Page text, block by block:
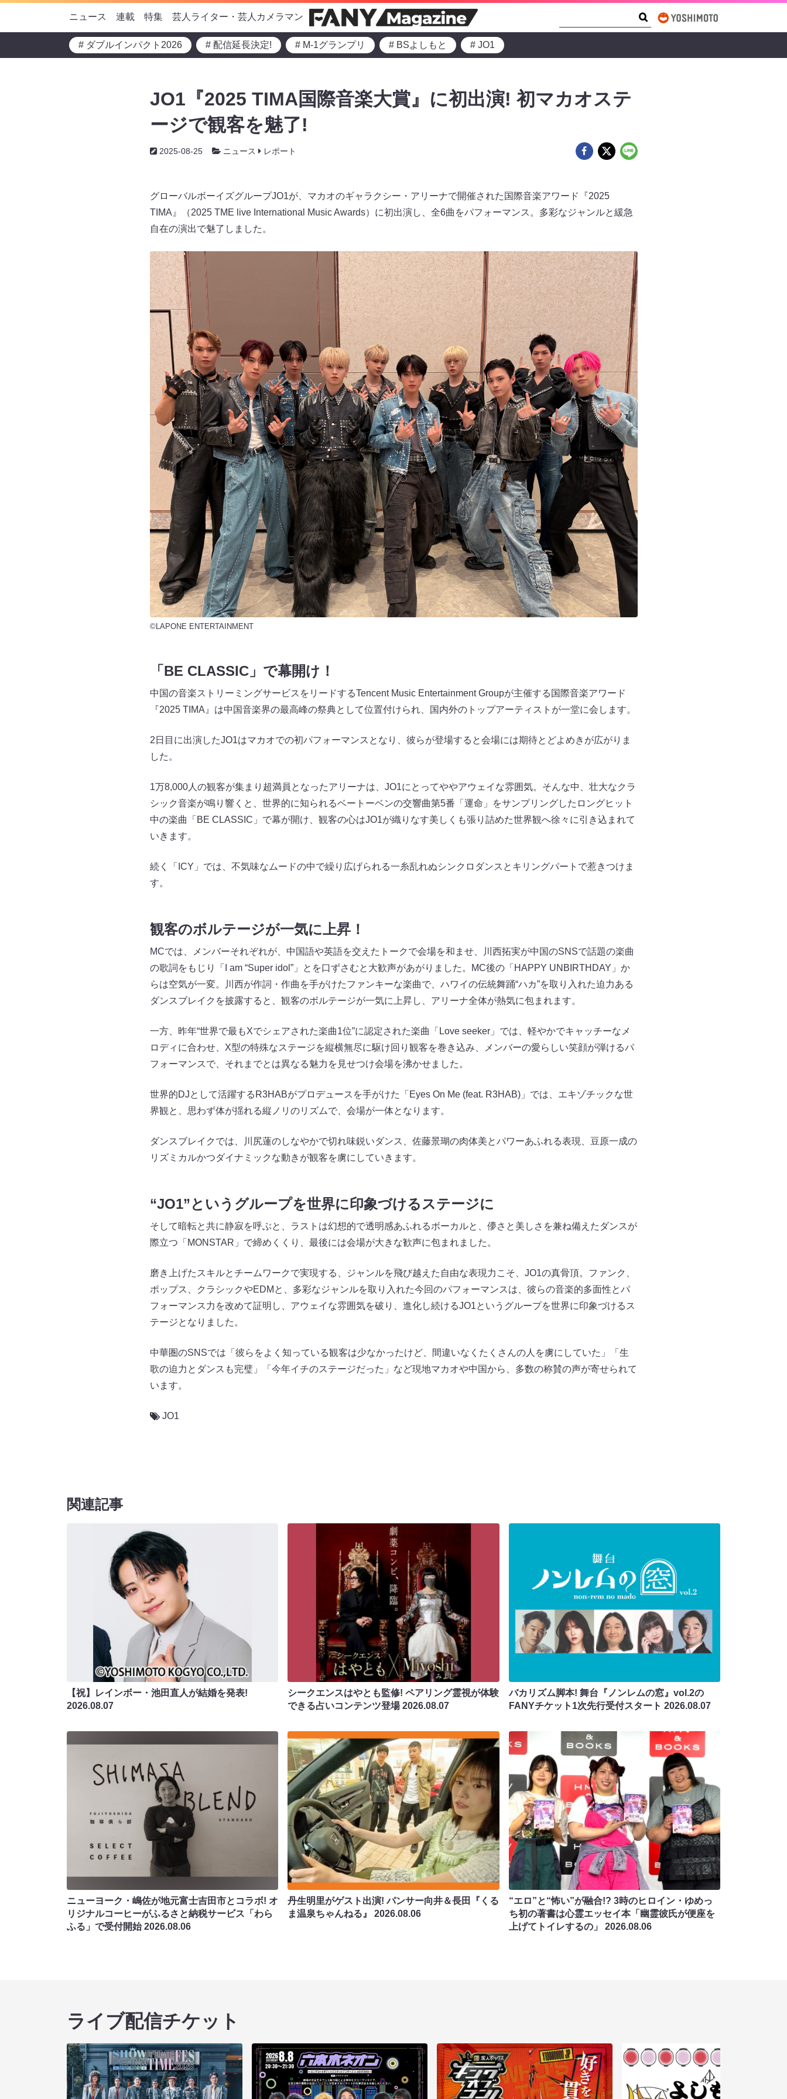
ニュース 連載 特集 芸人ライター・芸人カメラマン
# ダブルインパクト2026 # 配信延長決定! # M-1グランプリ # BSよしもと # JO1
JO1『2025 TIMA国際音楽大賞』に初出演! 初マカオステ
ージで観客を魅了!
2025-08-25 ニュース レポート
グローバルボーイズグループJO1が、マカオのギャラクシー・アリーナで開催された国際音楽アワード『2025
TIMA』（2025 TME live International Music Awards）に初出演し、全6曲をパフォーマンス。多彩なジャンルと緩急
自在の演出で魅了しました。
©LAPONE ENTERTAINMENT
「BE CLASSIC」で幕開け！
中国の音楽ストリーミングサービスをリードするTencent Music Entertainment Groupが主催する国際音楽アワード
『2025 TIMA』は中国音楽界の最高峰の祭典として位置付けられ、国内外のトップアーティストが一堂に会します。
2日目に出演したJO1はマカオでの初パフォーマンスとなり、彼らが登場すると会場には期待とどよめきが広がりま
した。
1万8,000人の観客が集まり超満員となったアリーナは、JO1にとってややアウェイな雰囲気。そんな中、壮大なクラ
シック音楽が鳴り響くと、世界的に知られるベートーベンの交響曲第5番「運命」をサンプリングしたロングヒット
中の楽曲「BE CLASSIC」で幕が開け、観客の心はJO1が織りなす美しくも張り詰めた世界観へ徐々に引き込まれて
いきます。
続く「ICY」では、不気味なムードの中で繰り広げられる一糸乱れぬシンクロダンスとキリングパートで惹きつけま
す。
観客のボルテージが一気に上昇！
MCでは、メンバーそれぞれが、中国語や英語を交えたトークで会場を和ませ、川西拓実が中国のSNSで話題の楽曲
の歌詞をもじり「I am “Super idol”」とを口ずさむと大歓声があがりました。MC後の「HAPPY UNBIRTHDAY」か
らは空気が一変。川西が作詞・作曲を手がけたファンキーな楽曲で、ハワイの伝統舞踊“ハカ”を取り入れた迫力ある
ダンスブレイクを披露すると、観客のボルテージが一気に上昇し、アリーナ全体が熱気に包まれます。
一方、昨年“世界で最もXでシェアされた楽曲1位”に認定された楽曲「Love seeker」では、軽やかでキャッチーなメ
ロディに合わせ、X型の特殊なステージを縦横無尽に駆け回り観客を巻き込み、メンバーの愛らしい笑顔が弾けるパ
フォーマンスで、それまでとは異なる魅力を見せつけ会場を沸かせました。
世界的DJとして活躍するR3HABがプロデュースを手がけた「Eyes On Me (feat. R3HAB)」では、エキゾチックな世
界観と、思わず体が揺れる縦ノリのリズムで、会場が一体となります。
ダンスブレイクでは、川尻蓮のしなやかで切れ味鋭いダンス、佐藤景瑚の肉体美とパワーあふれる表現、豆原一成の
リズミカルかつダイナミックな動きが観客を虜にしていきます。
“JO1”というグループを世界に印象づけるステージに
そして暗転と共に静寂を呼ぶと、ラストは幻想的で透明感あふれるボーカルと、儚さと美しさを兼ね備えたダンスが
際立つ「MONSTAR」で締めくくり、最後には会場が大きな歓声に包まれました。
磨き上げたスキルとチームワークで実現する、ジャンルを飛び越えた自由な表現力こそ、JO1の真骨頂。ファンク、
ポップス、クラシックやEDMと、多彩なジャンルを取り入れた今回のパフォーマンスは、彼らの音楽的多面性とパ
フォーマンス力を改めて証明し、アウェイな雰囲気を破り、進化し続けるJO1というグループを世界に印象づけるス
テージとなりました。
中華圏のSNSでは「彼らをよく知っている観客は少なかったけど、間違いなくたくさんの人を虜にしていた」「生
歌の迫力とダンスも完璧」「今年イチのステージだった」など現地マカオや中国から、多数の称賛の声が寄せられて
います。
JO1
関連記事
【祝】レインボー・池田直人が結婚を発表!
2026.08.07
シークエンスはやとも監修! ペアリング霊視が体験
できる占いコンテンツ登場2026.08.07
バカリズム脚本! 舞台『ノンレムの窓』vol.2の
FANYチケット1次先行受付スタート 2026.08.07
ニューヨーク・嶋佐が地元富士吉田市とコラボ! オ
リジナルコーヒーがふるさと納税サービス「わら
ふる」で受付開始2026.08.06
丹生明里がゲスト出演! パンサー向井＆長田『くる
ま温泉ちゃんねる』2026.08.06
“エロ”と“怖い”が融合!? 3時のヒロイン・ゆめっ
ち初の著書は心霊エッセイ本「幽霊彼氏が便座を
上げてトイレするの」 2026.08.06
ライブ配信チケット